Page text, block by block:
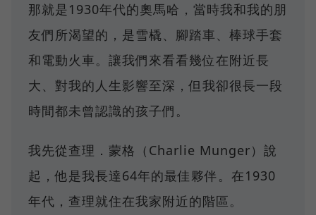
那就是1930年代的奧馬哈，當時我和我的朋
友們所渴望的，是雪橇、腳踏車、棒球手套
和電動火車。讓我們來看看幾位在附近長
大、對我的人生影響至深，但我卻很長一段
時間都未曾認識的孩子們。
我先從查理．蒙格（Charlie Munger）說
起，他是我長達64年的最佳夥伴。在1930
年代，查理就住在我家附近的階區。